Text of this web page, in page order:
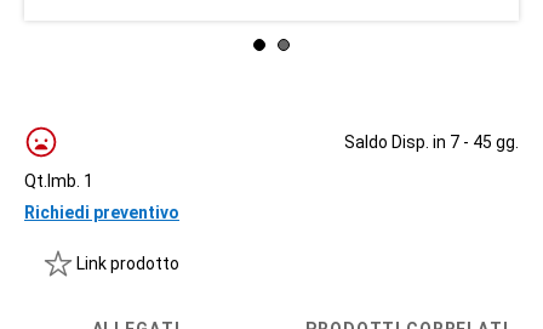
Saldo Disp. in 7 - 45 gg.
Qt.Imb. 1
Richiedi preventivo
Link prodotto